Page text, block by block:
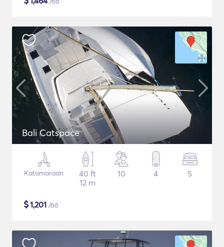
Bali Catspace
Katamaraan
40 ft
12 m
10 4 5
$1,201 /öö